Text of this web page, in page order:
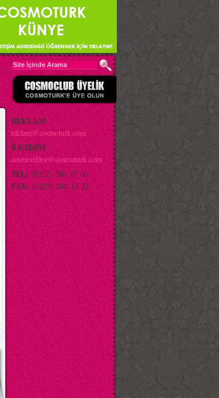
REKLAM
reklam@cosmoturk.com
İLETİŞİM
cosmoeditor@cosmoturk.com
TEL: (0212) 280 07 00
FAX: (0212) 244 13 32